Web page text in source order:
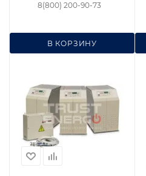
В КОРЗИНУ
8(800) 200-90-73